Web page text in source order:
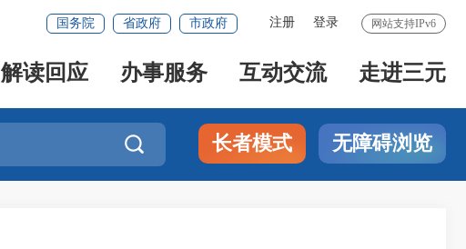
网站支持IPv6
注册 登录
国务院 省政府 市政府
解读回应 办事服务 互动交流 走进三元
 长者模式 无障碍浏览